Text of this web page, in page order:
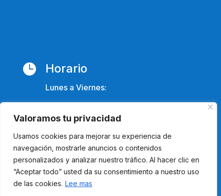
Valoramos tu privacidad
Usamos cookies para mejorar su experiencia de
navegación, mostrarle anuncios o contenidos
personalizados y analizar nuestro tráfico. Al hacer clic en
“Aceptar todo” usted da su consentimiento a nuestro uso
de las cookies. Lee mas
 Horario
Lunes a Viernes:
 Contacto
Tel. 622 00 50 45